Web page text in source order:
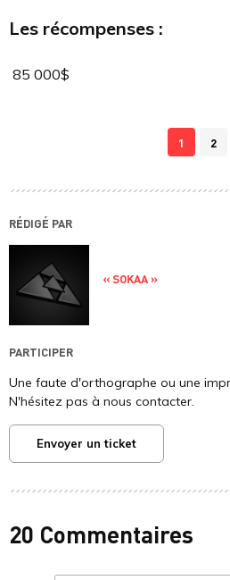
Les récompenses :
85 000$
1 2
RÉDIGÉ PAR
« SOKAA »
PARTICIPER
Une faute d'orthographe ou une
N'hésitez pas à nous contacter.
Envoyer un ticket
20 Commentaires